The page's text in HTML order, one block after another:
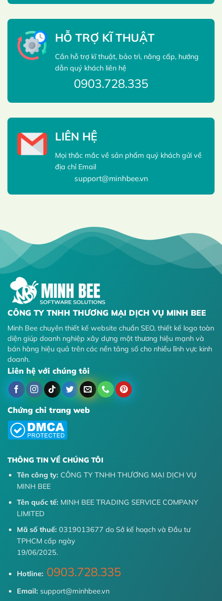
HỖ TRỢ KĨ THUẬT
Cần hỗ trợ kĩ thuật, bảo trì, nâng cấp, hướng
dẫn quý khách liên hệ
0903.728.335
LIÊN HỆ
Mọi thắc mắc về sản phẩm quý khách gửi về
địa chỉ Email
support@minhbee.vn
CÔNG TY TNHH THƯƠNG MẠI DỊCH VỤ MINH BEE
Minh Bee chuyên thiết kế website chuẩn SEO, thiết kế logo toàn
diện giúp doanh nghiệp xây dựng một thương hiệu mạnh và
bán hàng hiệu quả trên các nền tảng số cho nhiều lĩnh vực kinh
doanh.
Liên hệ với chúng tôi
Chứng chỉ trang web
THÔNG TIN VỀ CHÚNG TÔI
Tên công ty: CÔNG TY TNHH THƯƠNG MẠI DỊCH VỤ
MINH BEE
Tên quốc tế: MINH BEE TRADING SERVICE COMPANY
LIMITED
Mã số thuế: 0319013677 do Sở kế hoạch và Đầu tư
TPHCM cấp ngày
19/06/2025.
Hotline: 0903.728.335
Email: support@minhbee.vn